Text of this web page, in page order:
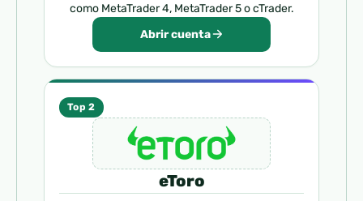
como MetaTrader 4, MetaTrader 5 o cTrader.
Abrir cuenta
Top 2
eToro